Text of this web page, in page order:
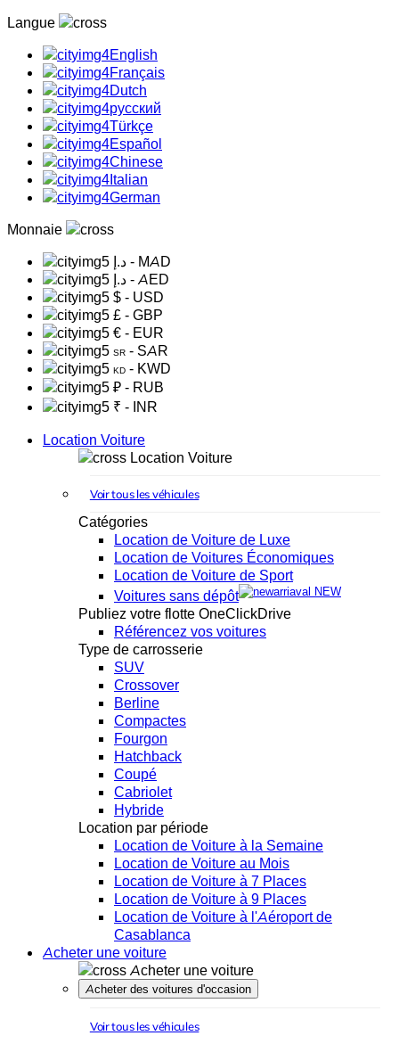
Langue
English
Français
Dutch
русский
Türkçe
Español
Chinese
Italian
German
Monnaie
د.إ - MAD
د.إ - AED
$ - USD
£ - GBP
€ - EUR
SR - SAR
KD - KWD
₽ - RUB
₹ - INR
Location Voiture
Location Voiture
Voir tous les véhicules
Catégories
Location de Voiture de Luxe
Location de Voitures Économiques
Location de Voiture de Sport
Voitures sans dépôt
NEW
Publiez votre flotte OneClickDrive
Référencez vos voitures
Type de carrosserie
SUV
Crossover
Berline
Compactes
Fourgon
Hatchback
Coupé
Cabriolet
Hybride
Location par période
Location de Voiture à la Semaine
Location de Voiture au Mois
Location de Voiture à 7 Places
Location de Voiture à 9 Places
Location de Voiture à l'Aéroport de
Casablanca
Acheter une voiture
Acheter une voiture
Acheter des voitures d'occasion
Voir tous les véhicules